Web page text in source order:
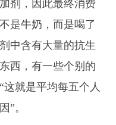
剂，因此最终消费
是牛奶，而是喝了
中含有大量的抗生
西，有一些个别的
就是平均每五个人
”。